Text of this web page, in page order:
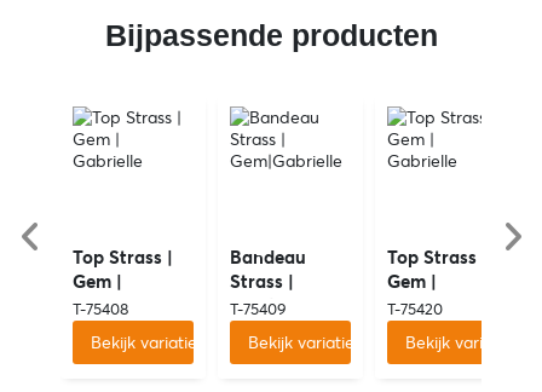
Bijpassende producten
Top Strass |
Gem |
Gabrielle
T-75408
Bekijk variaties
Bandeau
Strass |
Gem|Gabrielle
T-75409
Bekijk variaties
Top Strass |
Gem |
Gabrielle
T-75420
Bekijk variaties